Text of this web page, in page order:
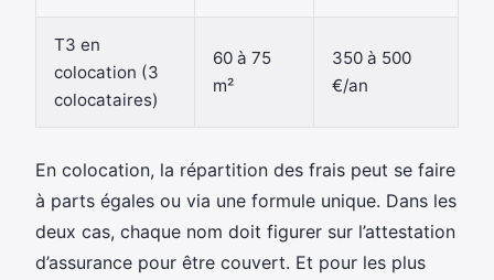
T3 en
colocation (3
colocataires)
60 à 75
m²
350 à 500
€/an
En colocation, la répartition des frais peut se faire
à parts égales ou via une formule unique. Dans les
deux cas, chaque nom doit figurer sur l’attestation
d’assurance pour être couvert. Et pour les plus